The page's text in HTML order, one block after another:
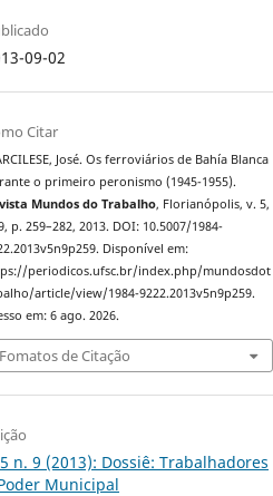
09-02
Citar
José. Os ferroviários de Bahía Blanca
o primeiro peronismo (1945-1955).
Mundos do Trabalho, Florianópolis, v. 5,
p. 259–282, 2013. DOI: 10.5007/1984-
Disponível em:
periodicos.ufsc.br/index.php/mundosdot
article/view/1984-9222.2013v5n9p259.
em: 6 ago. 2026.
Fomatos de Citação
n. 9 (2013): Dossiê: Trabalhadores
Municipal